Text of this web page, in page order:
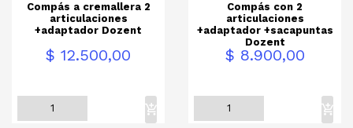
Compás a cremallera 2
articulaciones
+adaptador Dozent
Precio$ 12.500,00
Compás con 2
articulaciones
+adaptador +sacapuntas
Dozent
Precio$ 8.900,00